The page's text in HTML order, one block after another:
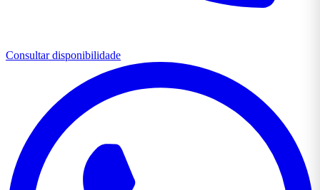
Consultar disponibilidade